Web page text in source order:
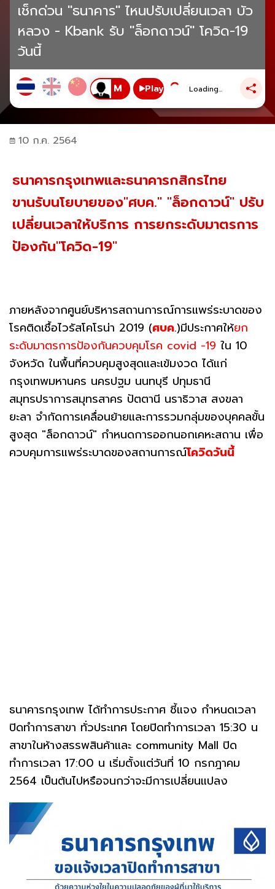
เช็กด่วน "ธนาคาร" ไหนปรับเปลี่ยนเวลา บัว
หลวง - Kbank รับ "ล็อกดาวน์" โควิด-19
วันนี้
Play Loading...
10 ก.ค. 2564
ธนาคารกรุงเทพและธนาคารกสิกรไทย
ขานรับนโยบายของ"ศบค." "ล็อกดาวน์" ปรับ
เปลี่ยนเวลาให้บริการ การยกระดับมาตรการ
ป้องกัน"โควิด-19"
ภายหลังจากศูนย์บริหารสถานการณ์การแพร่ระบาดของ
โรคติดเชื้อไวรัสโคโรน่า 2019 (ศบค.)มีประกาศให้ยก
ระดับมาตรการป้องกันควบคุมโรค covid -19 ใน 10
จังหวัด ในพื้นที่ควบคุมสูงสุดและเข้มงวด ได้แก่
กรุงเทพมหานคร นครปฐม นนทบุรี ปทุมธานี
สมุทรปราการสมุทรสาคร ปัตตานี นราธิวาส สงขลา
ยะลา จำกัดการเคลื่อนย้ายและการรวมกลุ่มของบุคคลขั้น
สูงสุด "ล็อกดาวน์" กำหนดการออกนอกเคหะสถาน เพื่อ
ควบคุมการแพร่ระบาดของสถานการณ์โควิดวันนี้
ธนาคารกรุงเทพ ได้ทำการประกาศ ชี้แจง กำหนดเวลา
ปิดทำการสาขา ทั่วประเทศ โดยปิดทำการเวลา 15:30 น
สาขาในห้างสรรพสินค้าและ community Mall ปิด
ทำการเวลา 17:00 น เริ่มตั้งแต่วันที่ 10 กรกฎาคม
2564 เป็นต้นไปหรือจนกว่าจะมีการเปลี่ยนแปลง